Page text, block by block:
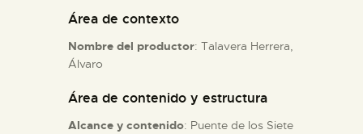
ESPAÑOL
Área de contexto
Nombre del productor: Talavera Herrera,
Álvaro
Área de contenido y estructura
Alcance y contenido: Puente de los Siete